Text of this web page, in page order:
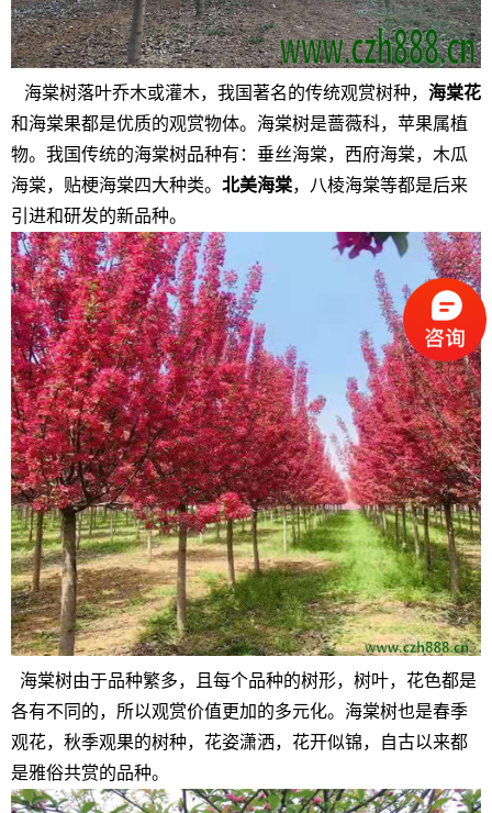
海棠树落叶乔木或灌木，我国著名的传统观赏树种， 海棠花
和海棠果都是优质的观赏物体。海棠树是蔷薇科，苹果属植
物。我国传统的海棠树品种有：垂丝海棠，西府海棠，木瓜
海棠，贴梗海棠四大种类。 北美海棠，八棱海棠等都是后来
引进和研发的新品种。
海棠树由于品种繁多，且每个品种的树形，树叶，花色都是
各有不同的，所以观赏价值更加的多元化。海棠树也是春季
观花，秋季观果的树种，花姿潇洒，花开似锦，自古以来都
是雅俗共赏的品种。